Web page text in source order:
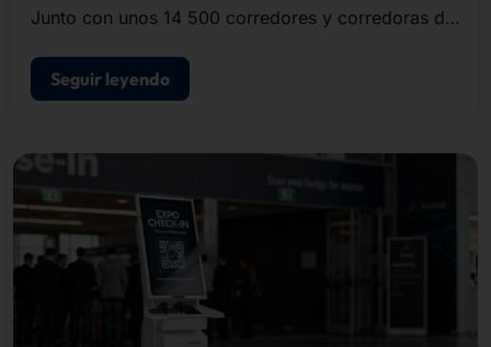
Junto con unos 14 500 corredores y corredoras de
completó el recorrido de unos cinco kilómetros.
Seguir leyendo